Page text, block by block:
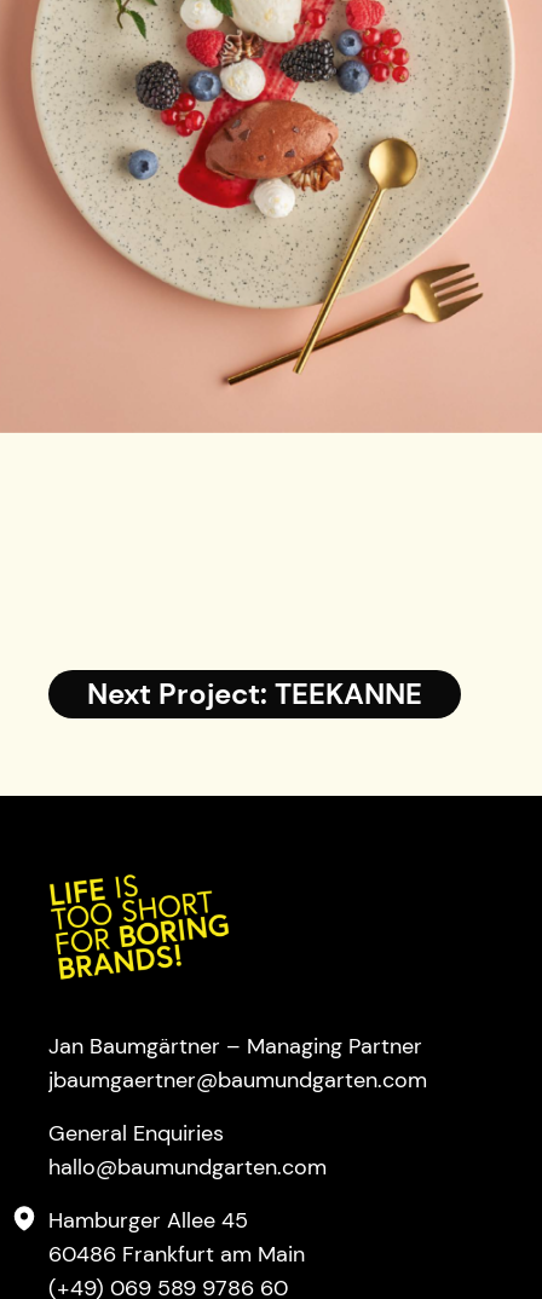
Next Project: TEEKANNE
Jan Baumgärtner – Managing Partner
jbaumgaertner@baumundgarten.com
General Enquiries
hallo@baumundgarten.com
Hamburger Allee 45
60486 Frankfurt am Main
(+49) 069 589 9786 60